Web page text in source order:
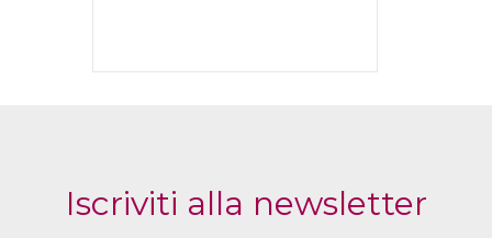
Iscriviti alla newsletter